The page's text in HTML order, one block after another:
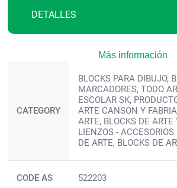
DETALLES
Más información
CATEGORY
BLOCKS PARA DIBUJO,
MARCADORES, TODO
ESCOLAR SK,
ARTE CANSON Y
ARTE, BLOCKS DE
LIENZOS -
DE ARTE, BLOCKS DE
CODE AS 522203